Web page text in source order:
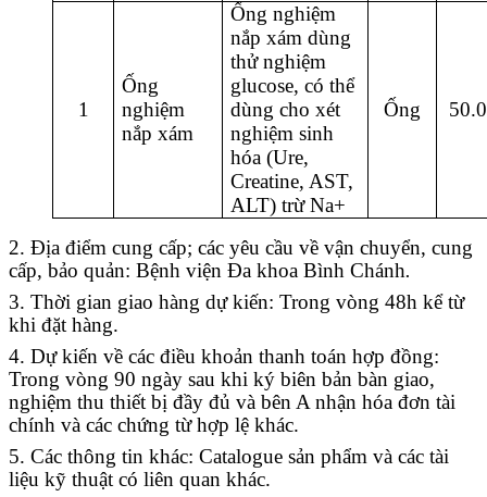
1
Ống
nghiệm
nắp xám
Ống nghiệm
nắp xám dùng
thử nghiệm
glucose, có thể
dùng cho xét
nghiệm sinh
hóa (Ure,
Creatine, AST,
ALT) trừ Na+
Ống
2. Địa điểm cung cấp; các yêu cầu về vận chuyển, cung
cấp, bảo quản: Bệnh viện Đa khoa Bình Chánh.
3. Thời gian giao hàng dự kiến: Trong vòng 48h kể từ
khi đặt hàng.
4. Dự kiến về các điều khoản thanh toán hợp đồng:
Trong vòng 90 ngày sau khi ký biên bản bàn giao,
nghiệm thu thiết bị đầy đủ và bên A nhận hóa đơn tài
chính và các chứng từ hợp lệ khác.
5. Các thông tin khác: Catalogue sản phẩm và các tài
liệu kỹ thuật có liên quan khác.